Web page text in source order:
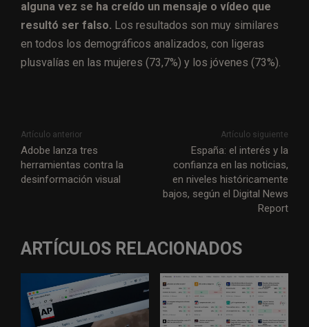
alguna vez se ha creído un mensaje o vídeo que
resultó ser falso. Los resultados son muy similares
en todos los demográficos analizados, con ligeras
plusvalías en las mujeres (73,7%) y los jóvenes (73%).
Artículo anterior
Adobe lanza tres
herramientas contra la
desinformación visual
Artículo siguiente
España: el interés y la
confianza en las noticias,
en niveles históricamente
bajos, según el Digital News
Report
ARTÍCULOS RELACIONADOS